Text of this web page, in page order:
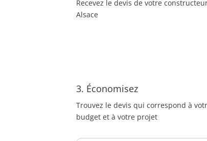
Recevez le devis de votre
Alsace
3. Économisez
Trouvez le devis qui correspond à
budget et à votre projet